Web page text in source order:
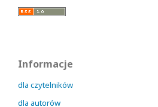
Informacje
dla czytelników
dla autorów